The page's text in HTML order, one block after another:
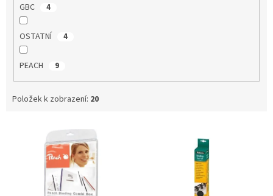
GBC 4
OSTATNÍ 4
PEACH 9
Položek k zobrazení: 20